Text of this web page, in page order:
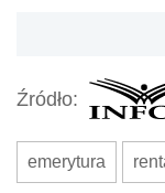
Źródło:
emerytura